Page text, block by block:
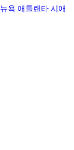
뉴욕 애틀랜타 시애